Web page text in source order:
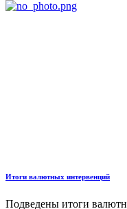
Итоги валютных интервенций
Подведены итоги